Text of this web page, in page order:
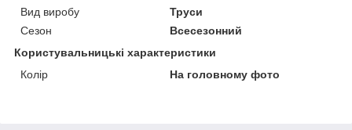
Вид виробу
Труси
Сезон
Всесезонний
Користувальницькі характеристики
Колір
На головному фото